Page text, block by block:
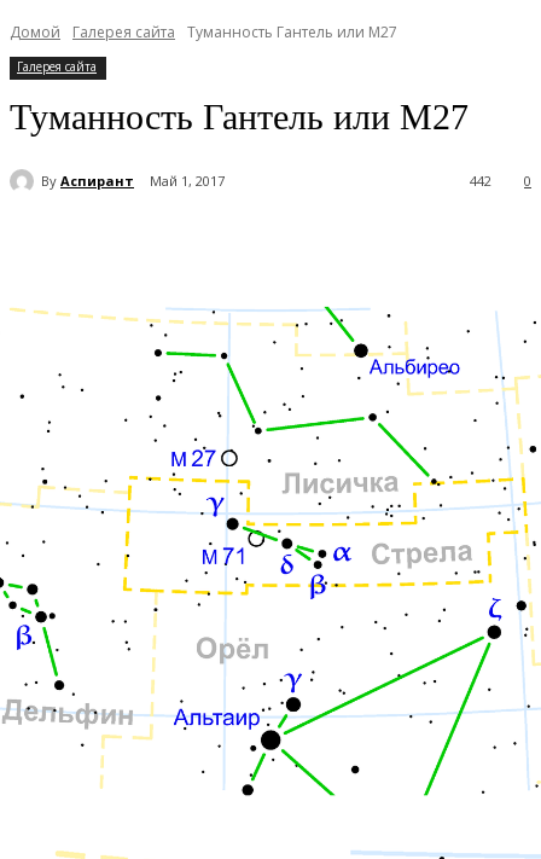
Домой Галерея сайта Туманность Гантель или М27
Галерея сайта
Туманность Гантель или М27
By Аспирант Май 1, 2017 0
442